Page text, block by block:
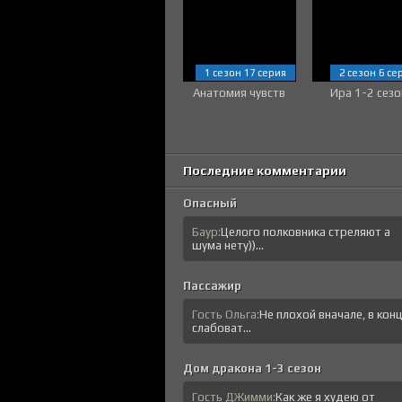
Анатомия чувств
1 сезон 17 серия
Ира 1-2
2 сезон 6
Последние комментарии
Опасный
Баур:Целого полковника стреляют а
шума нету))...
Пассажир
Гость Ольга:Не плохой вначале, в
слабоват...
Дом дракона 1-3 сезон
Гость ДЖимми:Как же я худею от